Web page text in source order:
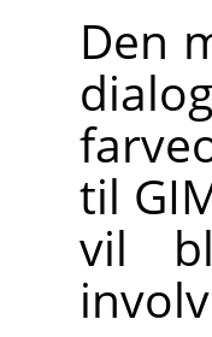
Den
til
vil